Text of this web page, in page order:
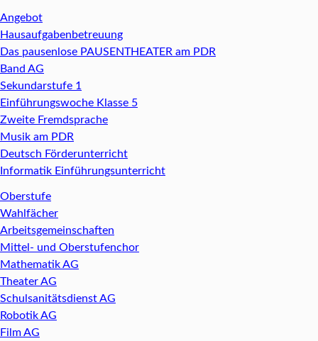
Angebot
Hausaufgabenbetreuung
Das pausenlose PAUSENTHEATER am PDR
Band AG
Sekundarstufe 1
Einführungswoche Klasse 5
Zweite Fremdsprache
Musik am PDR
Deutsch Förderunterricht
Informatik Einführungsunterricht
Oberstufe
Wahlfächer
Arbeitsgemeinschaften
Mittel- und Oberstufenchor
Mathematik AG
Theater AG
Schulsanitätsdienst AG
Robotik AG
Film AG